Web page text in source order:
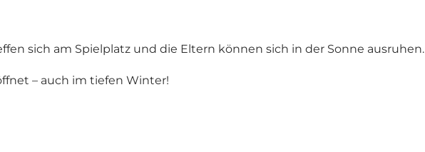
sich am Spielplatz und die Eltern können sich in der Sonne ausruhen.
– auch im tiefen Winter!